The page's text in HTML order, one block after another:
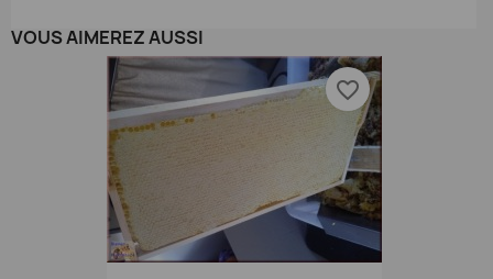
VOUS AIMEREZ AUSSI
favorite_border